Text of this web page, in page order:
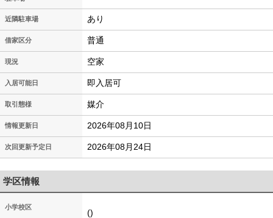
近隣駐車場 あり
借家区分 普通
現況 空家
入居可能日 即入居可
取引態様 媒介
情報更新日 2026年08月10日
次回更新予定日 2026年08月24日
学区情報
小学校区
()